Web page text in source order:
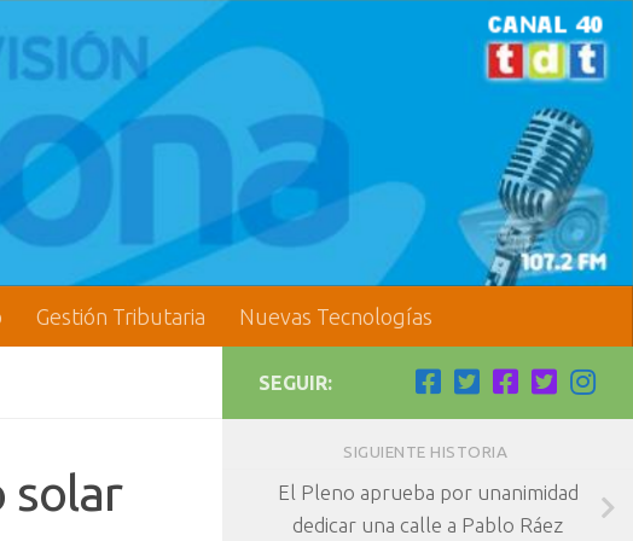
Gestión Tributaria Nuevas Tecnologías
solar
SEGUIR:
SIGUIENTE HISTORIA
El Pleno aprueba por unanimidad
dedicar una calle a Pablo Ráez